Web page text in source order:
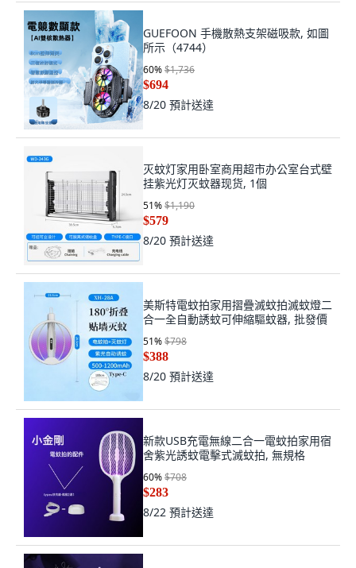
GUEFOON 手機散熱支架磁吸款, 如圖
所示（4744）
60%$1,736
$694
8/20 預計送達
灭蚊灯家用卧室商用超市办公室台式壁
挂紫光灯灭蚊器现货, 1個
51%$1,190
$579
8/20 預計送達
美斯特電蚊拍家用摺疊滅蚊拍滅蚊燈二
合一全自動誘蚊可伸縮驅蚊器, 批發價
51%$798
$388
8/20 預計送達
新款USB充電無線二合一電蚊拍家用宿
舍紫光誘蚊電擊式滅蚊拍, 無規格
60%$708
$283
8/22 預計送達